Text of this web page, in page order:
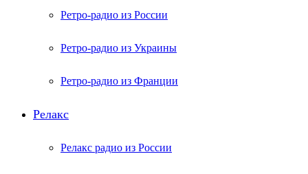
Ретро-радио из России
Ретро-радио из Украины
Ретро-радио из Франции
Релакс
Релакс радио из России